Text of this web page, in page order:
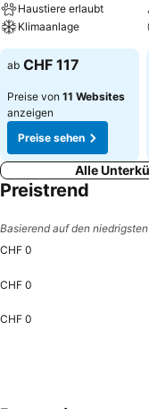
Haustiere erlaubt
Klimaanlage
ab CHF 117
Preise von 11 Websites
anzeigen
Preise sehen
Alle
Preistrend
Basierend auf den
CHF 0
CHF 0
CHF 0